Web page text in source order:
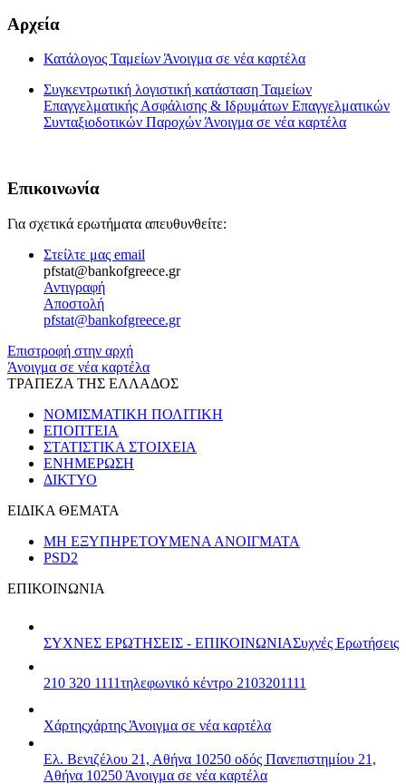
Αρχεία
Κατάλογος Ταμείων Άνοιγμα σε νέα καρτέλα
Συγκεντρωτική λογιστική κατάσταση Ταμείων
Επαγγελματικής Ασφάλισης & Ιδρυμάτων Επαγγελματικών
Συνταξιοδοτικών Παροχών Άνοιγμα σε νέα καρτέλα
Επικοινωνία
Για σχετικά ερωτήματα απευθυνθείτε:
Στείλτε μας email
pfstat@bankofgreece.gr
Αντιγραφή
Αποστολή
pfstat@bankofgreece.gr
Επιστροφή στην αρχή
Άνοιγμα σε νέα καρτέλα
ΤΡΑΠΕΖΑ ΤΗΣ ΕΛΛΑΔΟΣ
ΝΟΜΙΣΜΑΤΙΚΗ ΠΟΛΙΤΙΚΗ
ΕΠΟΠΤΕΙΑ
ΣΤΑΤΙΣΤΙΚΑ ΣΤΟΙΧΕΙΑ
ΕΝΗΜΕΡΩΣΗ
ΔΙΚΤΥΟ
ΕΙΔΙΚΑ ΘΕΜΑΤΑ
ΜΗ ΕΞΥΠΗΡΕΤΟΥΜΕΝΑ ΑΝΟΙΓΜΑΤΑ
PSD2
ΕΠΙΚΟΙΝΩΝΙΑ
ΣΥΧΝΕΣ ΕΡΩΤΗΣΕΙΣ - ΕΠΙΚΟΙΝΩΝΙΑΣυχνές Ερωτήσεις
210 320 1111τηλεφωνικό κέντρο 2103201111
Χάρτηςχάρτης Άνοιγμα σε νέα καρτέλα
Ελ. Βενιζέλου 21, Αθήνα 10250 οδός Πανεπιστημίου 21,
Αθήνα 10250 Άνοιγμα σε νέα καρτέλα